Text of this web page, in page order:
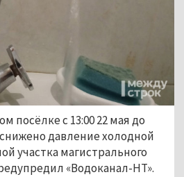
посёлке с 13:00 22 мая до
давление холодной
участка магистрального
«Водоканал-НТ».